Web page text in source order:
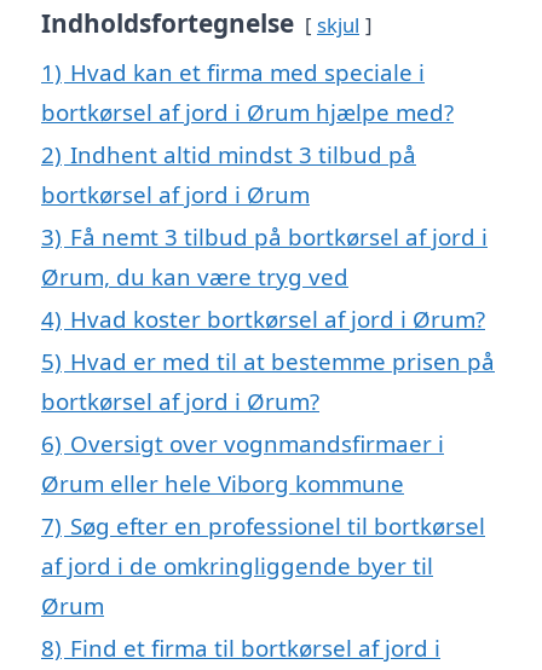
Indholdsfortegnelse skjul
1) Hvad kan et firma med speciale i
bortkørsel af jord i Ørum hjælpe med?
2) Indhent altid mindst 3 tilbud på
bortkørsel af jord i Ørum
3) Få nemt 3 tilbud på bortkørsel af jord i
Ørum, du kan være tryg ved
4) Hvad koster bortkørsel af jord i Ørum?
5) Hvad er med til at bestemme prisen på
bortkørsel af jord i Ørum?
6) Oversigt over vognmandsfirmaer i
Ørum eller hele Viborg kommune
7) Søg efter en professionel til bortkørsel
af jord i de omkringliggende byer til
Ørum
8) Find et firma til bortkørsel af jord i